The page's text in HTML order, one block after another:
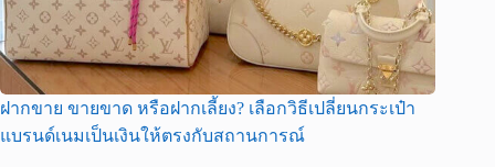
ฝากขาย ขายขาด หรือฝากเลี้ยง? เลือกวิธีเปลี่ยนกระเป๋า
แบรนด์เนมเป็นเงินให้ตรงกับสถานการณ์